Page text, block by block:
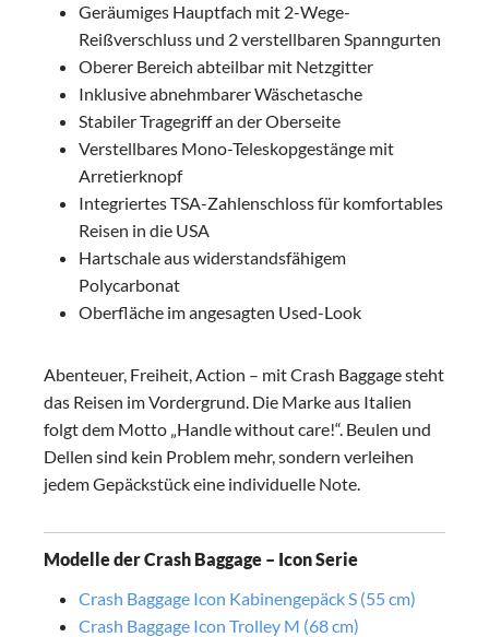
Geräumiges Hauptfach mit 2-Wege-
Reißverschluss und 2 verstellbaren Spanngurten
Oberer Bereich abteilbar mit Netzgitter
Inklusive abnehmbarer Wäschetasche
Stabiler Tragegriff an der Oberseite
Verstellbares Mono-Teleskopgestänge mit
Arretierknopf
Integriertes TSA-Zahlenschloss für komfortables
Reisen in die USA
Hartschale aus widerstandsfähigem
Polycarbonat
Oberfläche im angesagten Used-Look
Abenteuer, Freiheit, Action – mit Crash Baggage steht
das Reisen im Vordergrund. Die Marke aus Italien
folgt dem Motto „Handle without care!“. Beulen und
Dellen sind kein Problem mehr, sondern verleihen
jedem Gepäckstück eine individuelle Note.
Modelle der Crash Baggage – Icon Serie
Crash Baggage Icon Kabinengepäck S (55 cm)
Crash Baggage Icon Trolley M (68 cm)